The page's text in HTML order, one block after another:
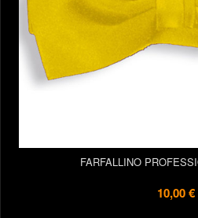
FARFALLINO
10,00 €